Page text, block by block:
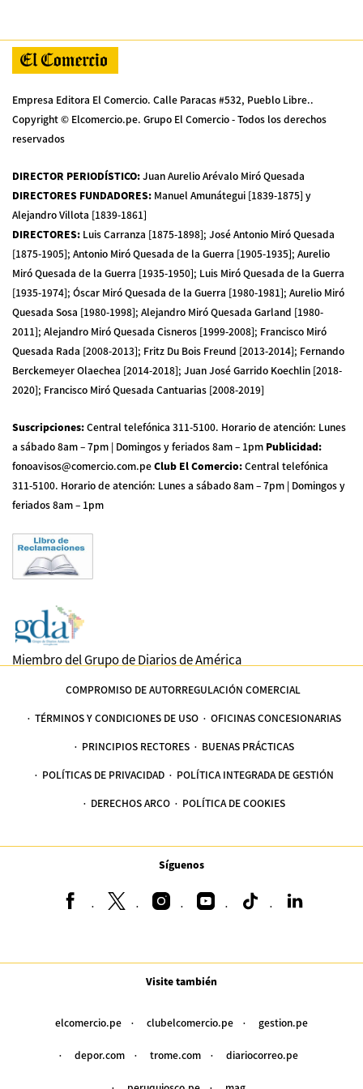
Empresa Editora El Comercio. Calle Paracas #532, Pueblo Libre..
Copyright © Elcomercio.pe. Grupo El Comercio - Todos los derechos
reservados
DIRECTOR PERIODÍSTICO:Juan Aurelio Arévalo Miró Quesada
DIRECTORES FUNDADORES: Manuel Amunátegui [1839-1875] y
Alejandro Villota [1839-1861]
DIRECTORES: Luis Carranza [1875-1898]; José Antonio Miró Quesada
[1875-1905]; Antonio Miró Quesada de la Guerra [1905-1935]; Aurelio
Miró Quesada de la Guerra [1935-1950]; Luis Miró Quesada de la Guerra
[1935-1974]; Óscar Miró Quesada de la Guerra [1980-1981]; Aurelio Miró
Quesada Sosa [1980-1998]; Alejandro Miró Quesada Garland [1980-
2011]; Alejandro Miró Quesada Cisneros [1999-2008]; Francisco Miró
Quesada Rada [2008-2013]; Fritz Du Bois Freund [2013-2014]; Fernando
Berckemeyer Olaechea [2014-2018]; Juan José Garrido Koechlin [2018-
2020]; Francisco Miró Quesada Cantuarias [2008-2019]
Suscripciones:Central telefónica 311-5100. Horario de atención: Lunes
a sábado 8am – 7pm | Domingos y feriados 8am – 1pm Publicidad:
fonoavisos@comercio.com.peClub El Comercio:Central telefónica
311-5100. Horario de atención: Lunes a sábado 8am – 7pm | Domingos y
feriados 8am – 1pm
Miembro del Grupo de Diarios de América
COMPROMISO DE AUTORREGULACIÓN COMERCIAL
TÉRMINOS Y CONDICIONES DE USO OFICINAS CONCESIONARIAS
PRINCIPIOS RECTORES BUENAS PRÁCTICAS
POLÍTICAS DE PRIVACIDAD POLÍTICA INTEGRADA DE GESTIÓN
DERECHOS ARCO POLÍTICA DE COOKIES
Síguenos
Visite también
elcomercio.pe clubelcomercio.pe gestion.pe
depor.com trome.com diariocorreo.pe